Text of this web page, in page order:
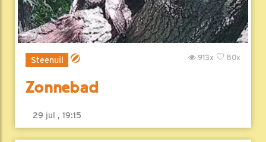
Steenuil 80x
913x
Zonnebad
29 jul , 19:15